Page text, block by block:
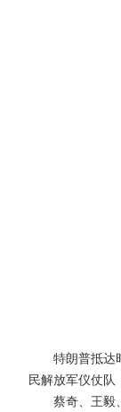
特朗普抵达
民解放军仪仗队
蔡奇、王毅